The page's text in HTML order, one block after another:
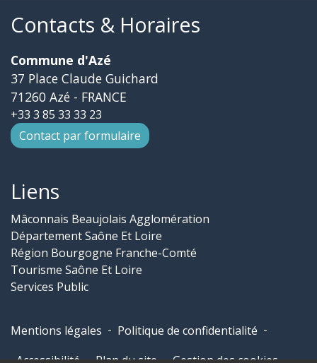
Contacts & Horaires
Commune d'Azé
37 Place Claude Guichard
71260 Azé - FRANCE
+33 3 85 33 33 23
Contact par formulaire
Liens
Mâconnais Beaujolais Agglomération
Département Saône Et Loire
Région Bourgogne Franche-Comté
Tourisme Saône Et Loire
Services Public
Mentions légales - Politique de confidentialité -